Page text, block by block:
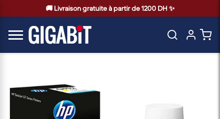
🚚 Livraison gratuite à partir de 1200 DH ✨